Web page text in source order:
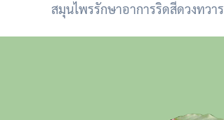
สมุนไพรรักษาอาการริดสีดวงทวาร